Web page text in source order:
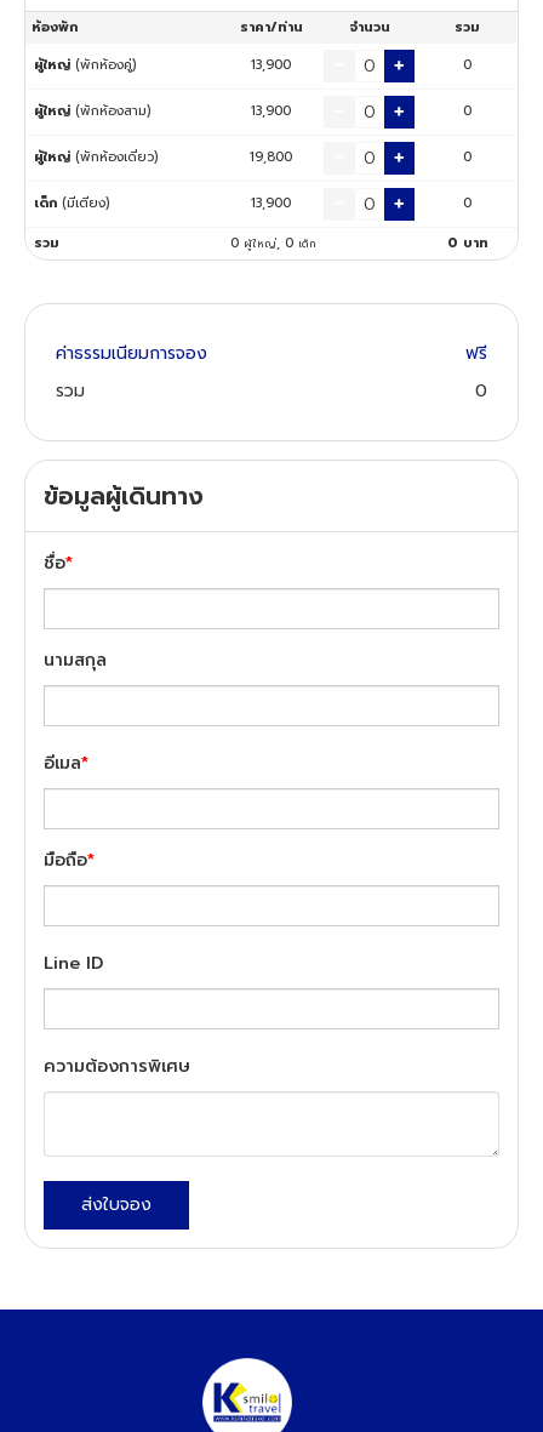
ห้องพัก ราคา/ท่าน จำนวน
รวม
ผู้ใหญ่ (พักห้องคู่) 13,900 0
ผู้ใหญ่ (พักห้องสาม) 13,900 0
ผู้ใหญ่ (พักห้องเดี่ยว) 19,800 0
เด็ก (มีเตียง) 13,900
0
รวม
0 ผู้ใหญ่, 0 เด็ก 0 บาท
ค่าธรรมเนียมการจอง
ฟรี
รวม
0
ข้อมูลผู้เดินทาง
ชื่อ*
นามสกุล
อีเมล*
มือถือ*
Line ID
ความต้องการพิเศษ
ส่งใบจอง
ทัวร์นิวซีแลนด์